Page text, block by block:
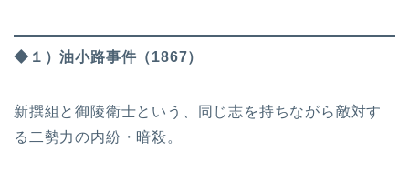
◆１）油小路事件（1867）
新撰組と御陵衛士という、同じ志を持ちながら敵対す
る二勢力の内紛・暗殺。